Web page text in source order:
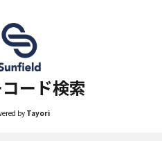
ード検索
by Tayori